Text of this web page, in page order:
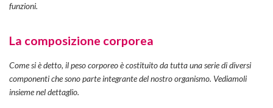
funzioni.
La composizione corporea
Come si è detto, il peso corporeo è costituito da tutta una serie di diversi
componenti che sono parte integrante del nostro organismo. Vediamoli
insieme nel dettaglio.